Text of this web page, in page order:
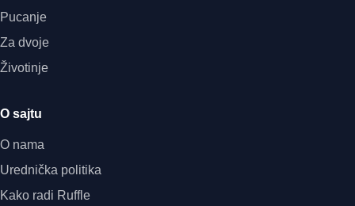
Pucanje
Za dvoje
Životinje
O sajtu
O nama
Urednička politika
Kako radi Ruffle